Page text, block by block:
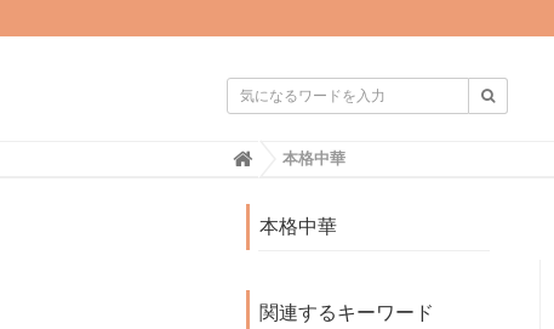
H
本格中華
本格中華
関連するキーワード